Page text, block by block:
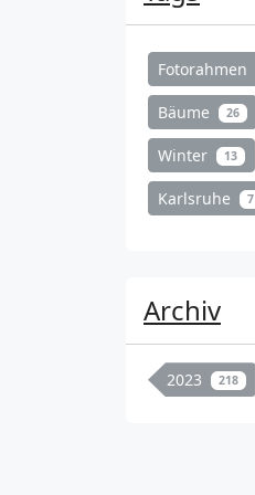
Fotorahmen
Bäume 26
Winter 13
Karlsruhe 7
Archiv
2023 218